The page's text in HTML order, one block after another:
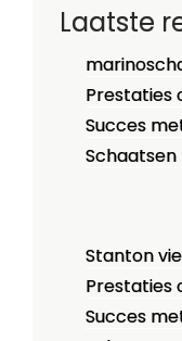
Laatste
Prestaties
Succes
Schaatsen
Stanton
Prestaties
Succes